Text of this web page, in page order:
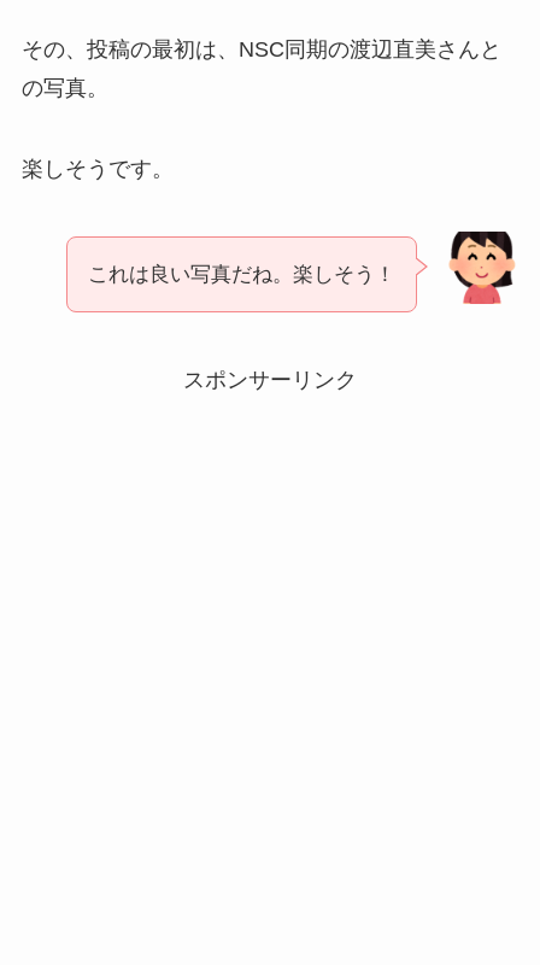
その、投稿の最初は、NSC同期の渡辺直美さんと
の写真。
楽しそうです。
これは良い写真だね。楽しそう！
スポンサーリンク